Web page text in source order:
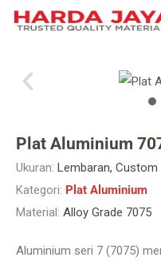
Plat Aluminium
Ukuran: Lembaran, Custom
Kategori: Plat Aluminium
Material: Alloy Grade 7075
Aluminium seri 7 (7075)